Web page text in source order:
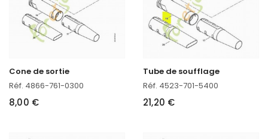
Cone de sortie
Réf. 4866-761-0300
8,00 €
Tube de soufflage
Réf. 4523-701-5400
21,20 €